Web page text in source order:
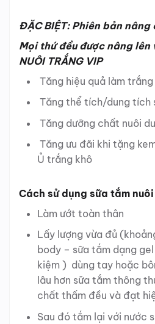
ĐẶC BIỆT: Phiên bản
Mọi thứ đều được nâng
NUÔI TRẮNG VIP
Tăng hiệu quả làm trắng
Tăng thể tích/dung tích
Tăng dưỡng chất nuôi
Tăng ưu đãi khi tặng
Ủ trắng khô
Cách sử dụng sữa tắm
Làm ướt toàn thân
Lấy lượng vừa đủ
body – sữa tắm dạng
kiệm ) dùng tay hoặc
lâu hơn sữa tắm thông
chất thấm đều và đạt
Sau đó tắm lại với nước